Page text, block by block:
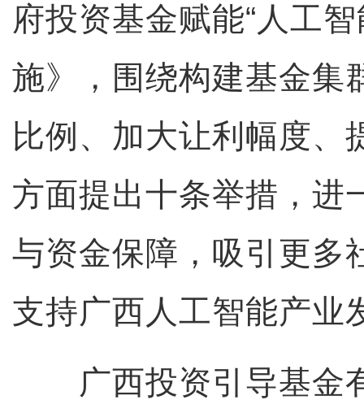
府投资基金赋能“人工
施》，围绕构建基金集
比例、加大让利幅度、
方面提出十条举措，进
与资金保障，吸引更多
支持广西人工智能产业
广西投资引导基金